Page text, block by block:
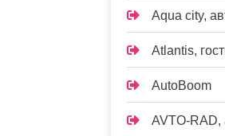
Aqua city,
Atlantis,
AutoBoom
AVTO-RAD,